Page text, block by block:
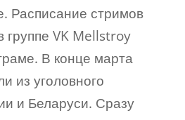
Расписание стримов
группе VK Mellstroy
В конце марта
из уголовного
и Беларуси. Сразу